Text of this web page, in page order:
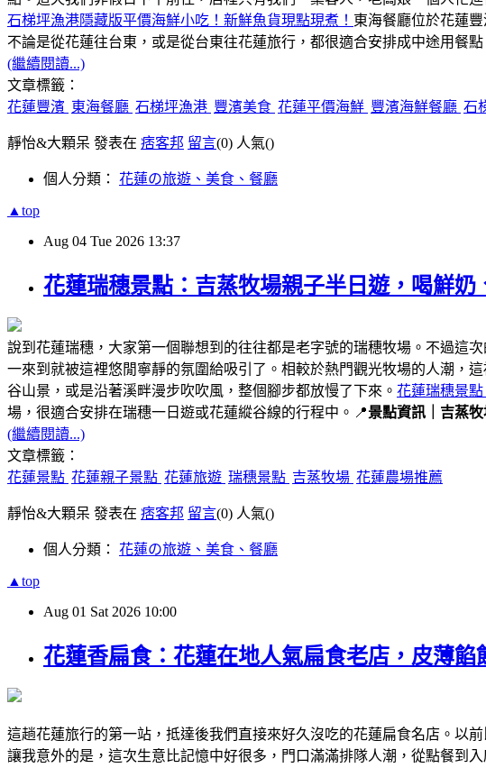
石梯坪漁港隱藏版平價海鮮小吃！新鮮魚貨現點現煮！ 東海餐廳位於花蓮
不論是從花蓮往台東，或是從台東往花蓮旅行，都很適合安排成中途用餐點
(繼續閱讀...)
文章標籤：
花蓮豐濱 東海餐廳 石梯坪漁港 豐濱美食 花蓮平價海鮮 豐濱海鮮餐廳 石
靜怡&大顆呆 發表在 痞客邦 留言(0) 人氣()
個人分類： 花蓮の旅遊、美食、餐廳
▲top
Aug 04 Tue 2026 13:37
花蓮瑞穗景點：吉蒸牧場親子半日遊，喝鮮奶
說到花蓮瑞穗，大家第一個聯想到的往往都是老字號的瑞穗牧場。不過這
一來到就被這裡悠閒寧靜的氛圍給吸引了。相較於熱門觀光牧場的人潮，
谷山景，或是沿著溪畔漫步吹吹風，整個腳步都放慢了下來。 花蓮瑞穗景
場，很適合安排在瑞穗一日遊或花蓮縱谷線的行程中。📍景點資訊｜吉蒸牧
(繼續閱讀...)
文章標籤：
花蓮景點 花蓮親子景點 花蓮旅遊 瑞穗景點 吉蒸牧場 花蓮農場推薦
靜怡&大顆呆 發表在 痞客邦 留言(0) 人氣()
個人分類： 花蓮の旅遊、美食、餐廳
▲top
Aug 01 Sat 2026 10:00
花蓮香扁食：花蓮在地人氣扁食老店，皮薄餡
這趟花蓮旅行的第一站，抵達後我們直接來好久沒吃的花蓮扁食名店。以
讓我意外的是，這次生意比記憶中好很多，門口滿滿排隊人潮，從點餐到